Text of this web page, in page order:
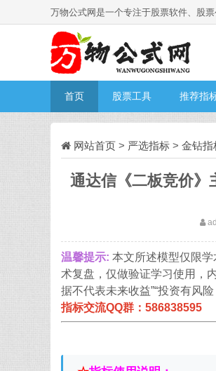
万物公式网是一个专注于股票软件、股
首页 股票工具 推荐指
网站首页 > 严选指标 > 金钻指
通达信《二板竞价》
温馨提示: 本文所述模型仅限
术复盘，仅做验证学习使用，
据不代表未来收益”“投资有风险
指标交流QQ群：586838595